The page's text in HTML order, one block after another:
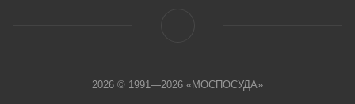
2026 © 1991—2026 «МОСПОСУДА»